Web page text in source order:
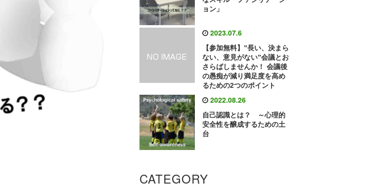
ョン」
2023.07.6
【参加無料】”長い、決まら
ない、意見がない”会議とお
さらばしませんか！ 会議後
の愚痴が減り満足度を高め
るための2つのポイント
2022.08.26
自己認識とは？ ～心理的
安全性を醸成するための土
台
CATEGORY